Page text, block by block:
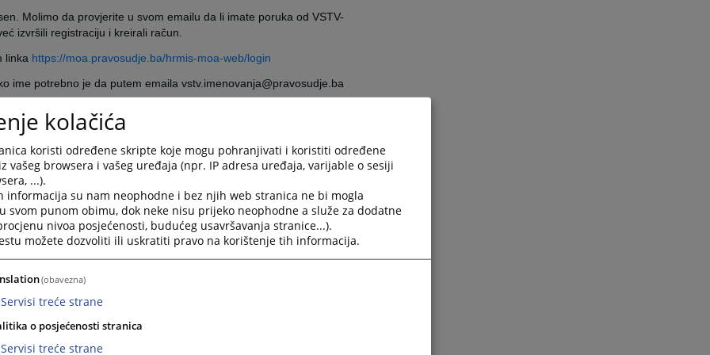
Molimo da provjerite u svom emailu da li imate poruka od VSTV-
izvršili registraciju i kreirali račun.
linka https://moa.pravosudje.ba/hrmis-moa-web/login
ime potrebno je da putem emaila vstv.imenovanja@pravosudje.ba
novu šifru.
ima mogućnost da istu nakon unosa korisničkog imena, email
je povezan sa korisničkim imenom poslati link i token.
iz maila. Potrebno voditi računa da šifra ispunjava uslove o
ispod polja za unos šifre.
kontaktirate Odjel za imenovanje i napredovanje.
kolačića
koristi određene skripte koje mogu pohranjivati i koristiti određene
vašeg browsera i vašeg uređaja (npr. IP adresa uređaja, varijable o sesiji
...).
informacija su nam neophodne i bez njih web stranica ne bi mogla
svom punom obimu, dok neke nisu prijeko neophodne a služe za dodatne
nivoa posjećenosti, budućeg usavršavanja stranice...).
možete dozvoliti ili uskratiti pravo na korištenje tih informacija.
(obavezna)
Servisi treće strane
o posjećenosti stranica
Servisi treće strane